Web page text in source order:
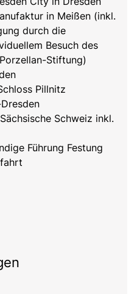
in Meißen (inkl.
durch die
Besuch des
Stiftung)
Pillnitz
Schweiz inkl.
Führung Festung